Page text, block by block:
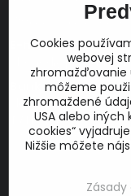
Prevádzková doba:
E-mail:
obchod@proaudio.sk
Bankové spojenie:
Slovenská
IBAN: SK48 0900
SWIFT: GIBASKBX
Cookies
webovej
zhromažďovanie
môžeme
zhromaždené
USA alebo iných
cookies“
Nižšie môžete